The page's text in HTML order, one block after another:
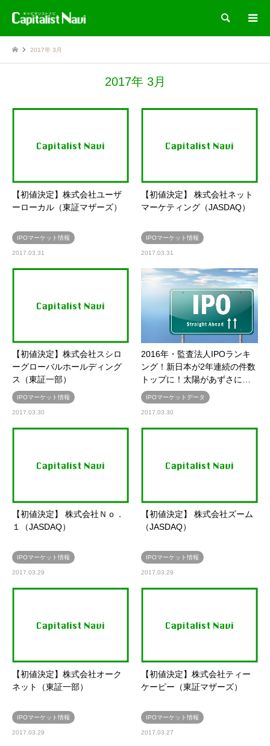
検索
2017年 3月
2017年 3月
【初値決定】株式会社ユーザ
ーローカル（東証マザーズ）
IPOマーケット情報
2017.03.31
【初値決定】 株式会社ネット
マーケティング（JASDAQ）
IPOマーケット情報
2017.03.31
【初値決定】株式会社スシロ
ーグローバルホールディング
ス（東証一部）
IPOマーケット情報
2017.03.30
2016年・監査法人IPOランキ
ング！新日本が2年連続の件数
トップに！太陽があずさに…
IPOマーケットデータ
2017.03.30
【初値決定】 株式会社Ｎｏ．
１（JASDAQ）
IPOマーケット情報
2017.03.29
【初値決定】 株式会社ズーム
（JASDAQ）
IPOマーケット情報
2017.03.29
【初値決定】株式会社オーク
ネット（東証一部）
IPOマーケット情報
2017.03.29
【初値決定】株式会社ティー
ケーピー（東証マザーズ）
IPOマーケット情報
2017.03.27